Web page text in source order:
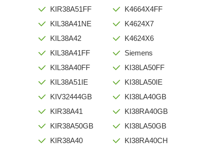
KIR38A51FF
KIL38A41NE
KIL38A42
KIL38A41FF
KIL38A40FF
KIL38A51IE
KIV32444GB
KIR38A41
KIR38A50GB
KIR38A40
K4664X4FF
K4624X7
K4624X6
Siemens
KI38LA50FF
KI38LA50IE
KI38LA40GB
KI38RA40GB
KI38LA50GB
KI38RA40CH